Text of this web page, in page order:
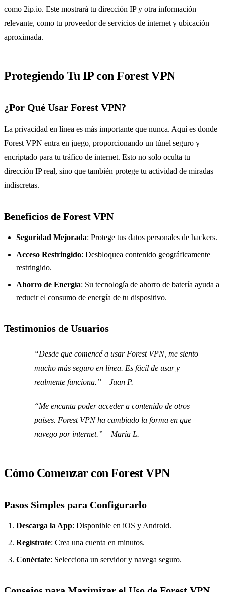
como 2ip.io. Este mostrará tu dirección IP y otra información
relevante, como tu proveedor de servicios de internet y ubicación
aproximada.
Protegiendo Tu IP con Forest VPN
¿Por Qué Usar Forest VPN?
La privacidad en línea es más importante que nunca. Aquí es donde
Forest VPN entra en juego, proporcionando un túnel seguro y
encriptado para tu tráfico de internet. Esto no solo oculta tu
dirección IP real, sino que también protege tu actividad de miradas
indiscretas.
Beneficios de Forest VPN
Seguridad Mejorada: Protege tus datos personales de hackers.
Acceso Restringido: Desbloquea contenido geográficamente
restringido.
Ahorro de Energía: Su tecnología de ahorro de batería ayuda a
reducir el consumo de energía de tu dispositivo.
Testimonios de Usuarios
“Desde que comencé a usar Forest VPN, me siento
mucho más seguro en línea. Es fácil de usar y
realmente funciona.” – Juan P.
“Me encanta poder acceder a contenido de otros
países. Forest VPN ha cambiado la forma en que
navego por internet.” – María L.
Cómo Comenzar con Forest VPN
Pasos Simples para Configurarlo
Descarga la App: Disponible en iOS y Android.
Regístrate: Crea una cuenta en minutos.
Conéctate: Selecciona un servidor y navega seguro.